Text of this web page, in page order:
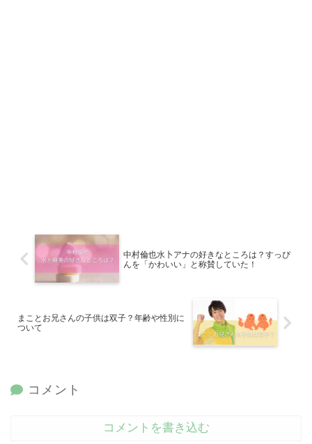
中村倫也水卜アナの好きなところは？すっぴ
んを「かわいい」と称賛していた！
まことお兄さんの子供は双子？年齢や性別に
ついて
コメント
コメントを書き込む